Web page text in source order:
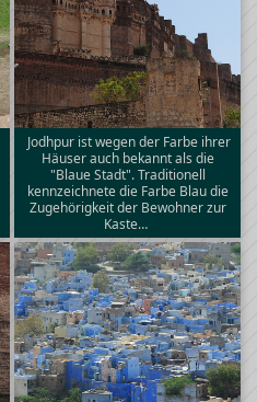
Jodhpur ist wegen der Farbe ihrer
Häuser auch bekannt als die
"Blaue Stadt". Traditionell
kennzeichnete die Farbe Blau die
Zugehörigkeit der Bewohner zur
Kaste…